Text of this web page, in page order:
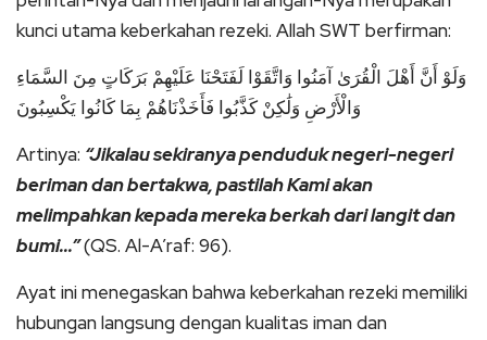
kunci utama keberkahan rezeki. Allah SWT berfirman:
وَلَوْ أَنَّ أَهْلَ الْقُرَىٰ آمَنُوا وَاتَّقَوْا لَفَتَحْنَا عَلَيْهِمْ بَرَكَاتٍ مِنَ السَّمَاءِ
وَالْأَرْضِ وَلَٰكِنْ كَذَّبُوا فَأَخَذْنَاهُمْ بِمَا كَانُوا يَكْسِبُونَ
Artinya: “Jikalau sekiranya penduduk negeri-negeri
beriman dan bertakwa, pastilah Kami akan
melimpahkan kepada mereka berkah dari langit dan
bumi…”(QS. Al-A’raf: 96).
Ayat ini menegaskan bahwa keberkahan rezeki memiliki
hubungan langsung dengan kualitas iman dan